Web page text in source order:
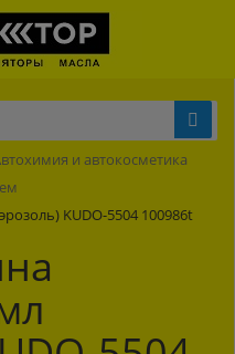
и автокосметика
KUDO-5504 100986t